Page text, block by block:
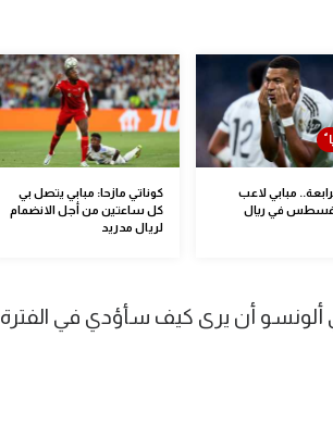
مبابي لاعب
في ريال
كوناتي مازحا: مبابي يتصل بي
كل ساعتين من أجل الانضمام
لريال مدريد
ألونسو أن يرى كيف سأؤدي في الفترة